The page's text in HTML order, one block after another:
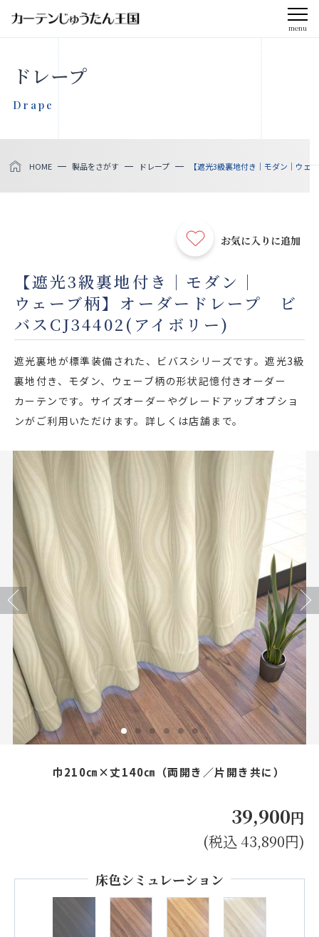
menu
お知らせ
製品をさがす
店舗をさがす
私たちのこだわり
お客様の声
お役立ち情報
お問い合わせ
お気に入りリスト
お見積り来店予約はこちら
法人のお客様へ
ドレープ
Drape
HOME 製品をさがす ドレープ 【遮光3級裏地付き｜モダン｜ウ
お気に入りに追加
【遮光3級裏地付き｜モダン｜
ウェーブ柄】オーダードレープ ビ
バスCJ34402(アイボリー)
遮光裏地が標準装備された、ビバスシリーズです。遮光3級
裏地付き、モダン、ウェーブ柄の形状記憶付きオーダー
カーテンです。サイズオーダーやグレードアップオプショ
ンがご利用いただけます。詳しくは店舗まで。
Previous Next
巾210㎝×丈140㎝（両開き／片開き共に）
39,900円
(税込 43,890円)
床色シミュレーション